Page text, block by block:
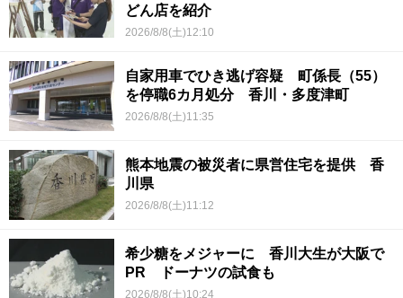
どん店を紹介
2026/8/8(土)12:10
自家用車でひき逃げ容疑 町係長（55）
を停職6カ月処分 香川・多度津町
2026/8/8(土)11:35
熊本地震の被災者に県営住宅を提供 香
川県
2026/8/8(土)11:12
希少糖をメジャーに 香川大生が大阪で
PR ドーナツの試食も
2026/8/8(土)10:24